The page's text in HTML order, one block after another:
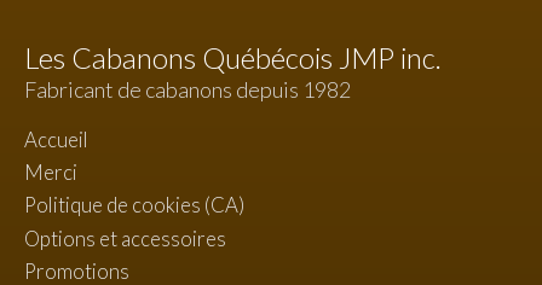
Les Cabanons Québécois JMP inc.
Fabricant de cabanons depuis 1982
Accueil
Merci
Politique de cookies (CA)
Options et accessoires
Promotions